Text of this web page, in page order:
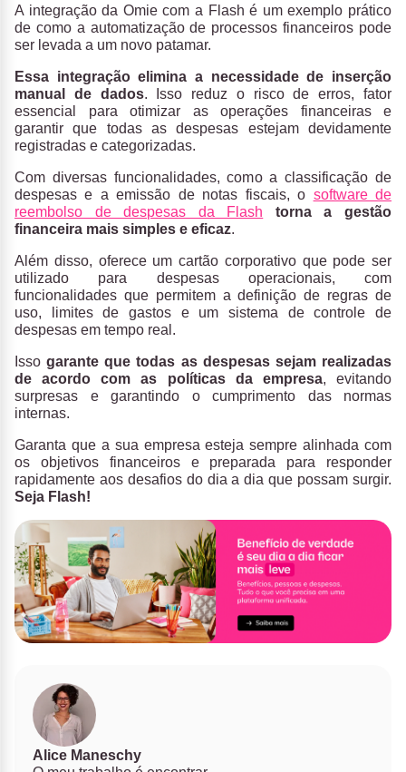
A integração da Omie com a Flash é um exemplo prático
de como a automatização de processos financeiros pode
ser levada a um novo patamar.
Essa integração elimina a necessidade de inserção
manual de dados. Isso reduz o risco de erros, fator
essencial para otimizar as operações financeiras e
garantir que todas as despesas estejam devidamente
registradas e categorizadas.
Com diversas funcionalidades, como a classificação de
despesas e a emissão de notas fiscais, o software de
reembolso de despesas da Flash torna a gestão
financeira mais simples e eficaz.
Além disso, oferece um cartão corporativo que pode ser
utilizado para despesas operacionais, com
funcionalidades que permitem a definição de regras de
uso, limites de gastos e um sistema de controle de
despesas em tempo real.
Issogarante que todas as despesas sejam realizadas
de acordo com as políticas da empresa, evitando
surpresas e garantindo o cumprimento das normas
internas.
Garanta que a sua empresa esteja sempre alinhada com
os objetivos financeiros e preparada para responder
rapidamente aos desafios do dia a dia que possam surgir.
Seja Flash!
Alice Maneschy